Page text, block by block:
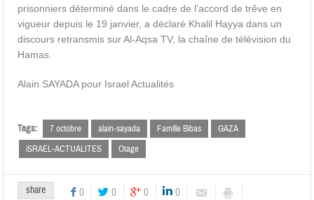
prisonniers déterminé dans le cadre de l’accord de trêve en
vigueur depuis le 19 janvier, a déclaré Khalil Hayya dans un
discours retransmis sur Al-Aqsa TV, la chaîne de télévision du
Hamas.
Alain SAYADA pour Israel Actualités
Tags: 7 octobre alain-sayada Famille Bibas
GAZA
iSRAEL-ACTUALITES
Otage
share 0 0 0 0